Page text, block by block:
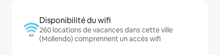
Disponibilité du wifi
260 locations de vacances dans cette ville
(Mollendo) comprennent un accès wifi